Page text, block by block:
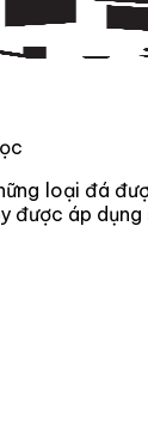
loại đá
được áp